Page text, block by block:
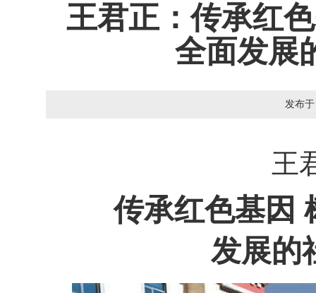
王君正：传承红
全面发展
发布
王
传承红色基因
发展的